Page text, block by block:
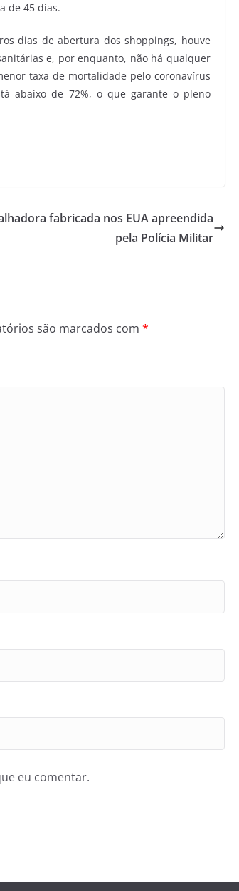
de 45 dias.
dias de abertura dos shoppings, houve
e, por enquanto, não há qualquer
taxa de mortalidade pelo coronavírus
abaixo de 72%, o que garante o pleno
fabricada nos EUA apreendida
pela Polícia Militar
são marcados com *
eu comentar.